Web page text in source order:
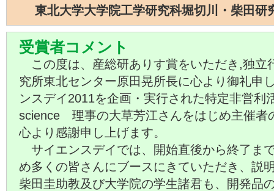
東北大学大学院工学研究科堀切川・柴田研
受賞者コメント
この度は、産総研ありす賞をいただき,独立
究所東北センター原田晃所長に心より御礼申
ンスデイ2011を企画・実行された特定非営利
science 理事の大草芳江さんをはじめ主催者
心より感謝申し上げます。
サイエンスデイでは、開始直後から終了ま
め多くの皆さんにブースにきていただき、説
柴田圭助教及び大学院の学生諸君も、開発品